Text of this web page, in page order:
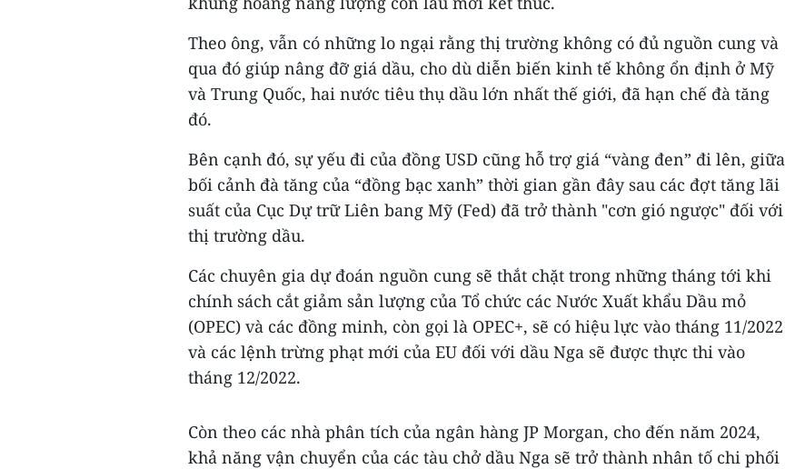
Theo ông, vẫn có những lo ngại rằng thị trường không có đủ nguồn cung và
qua đó giúp nâng đỡ giá dầu, cho dù diễn biến kinh tế không ổn định ở Mỹ
và Trung Quốc, hai nước tiêu thụ dầu lớn nhất thế giới, đã hạn chế đà tăng
đó.
Bên cạnh đó, sự yếu đi của đồng USD cũng hỗ trợ giá “vàng đen” đi lên, giữa
bối cảnh đà tăng của “đồng bạc xanh” thời gian gần đây sau các đợt tăng lãi
suất của Cục Dự trữ Liên bang Mỹ (Fed) đã trở thành "cơn gió ngược" đối với
thị trường dầu.
Các chuyên gia dự đoán nguồn cung sẽ thắt chặt trong những tháng tới khi
chính sách cắt giảm sản lượng của Tổ chức các Nước Xuất khẩu Dầu mỏ
(OPEC) và các đồng minh, còn gọi là OPEC+, sẽ có hiệu lực vào tháng 11/2022
và các lệnh trừng phạt mới của EU đối với dầu Nga sẽ được thực thi vào
tháng 12/2022.
Còn theo các nhà phân tích của ngân hàng JP Morgan, cho đến năm 2024,
khả năng vận chuyển của các tàu chở dầu Nga sẽ trở thành nhân tố chi phối